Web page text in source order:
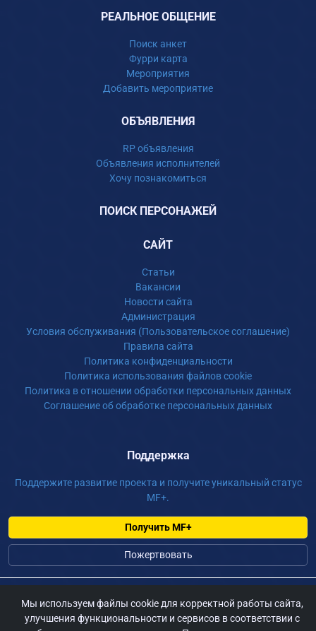
РЕАЛЬНОЕ ОБЩЕНИЕ
Поиск анкет
Фурри карта
Мероприятия
Добавить мероприятие
ОБЪЯВЛЕНИЯ
RP объявления
Объявления исполнителей
Хочу познакомиться
ПОИСК ПЕРСОНАЖЕЙ
САЙТ
Статьи
Вакансии
Новости сайта
Администрация
Условия обслуживания (Пользовательское соглашение)
Правила сайта
Политика конфиденциальности
Политика использования файлов cookie
Политика в отношении обработки персональных данных
Соглашение об обработке персональных данных
Поддержка
Поддержите развитие проекта и получите уникальный статус
MF+.
Получить MF+
Пожертвовать
admin@m-fur.ru
Мы используем файлы cookie для корректной работы сайта,
улучшения функциональности и сервисов в соответствии с